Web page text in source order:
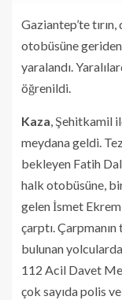
Gaziantep’te
otobüsüne
yaralandı.
öğrenildi.
Kaza, Şehitkamil
meydana geldi.
bekleyen Fatih
halk otobüsüne,
gelen İsmet
çarptı.
bulunan
112 Acil Davet
çok sayıda polis